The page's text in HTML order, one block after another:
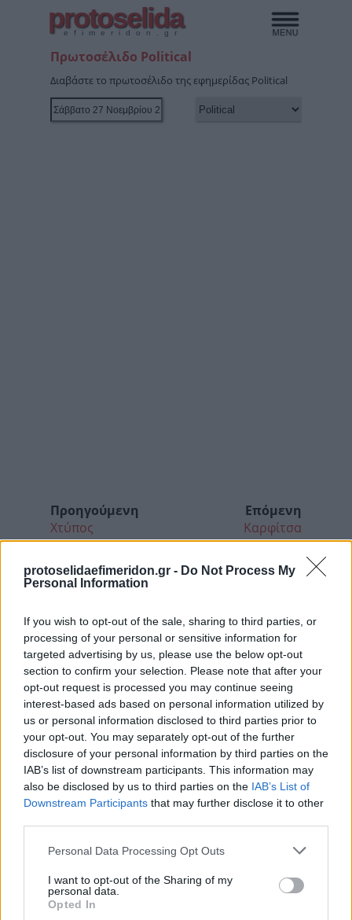
protoselidaefimeridon.gr - Do Not Process My
Personal Information
If you wish to opt-out of the sale, sharing to third parties, or
processing of your personal or sensitive information for
targeted advertising by us, please use the below opt-out
section to confirm your selection. Please note that after your
opt-out request is processed you may continue seeing
interest-based ads based on personal information utilized by
us or personal information disclosed to third parties prior to
your opt-out. You may separately opt-out of the further
disclosure of your personal information by third parties on the
IAB’s list of downstream participants. This information may
also be disclosed by us to third parties on the IAB’s List of
Downstream Participants that may further disclose it to other
Please note that this website/app uses one or more Google
not limited to your visit or usage behaviour. You may click to
grant or deny consent to Google and its third-party tags to
use your data for below specified purposes in below Google
Personal Data Processing Opt Outs
I want to opt-out of the Sharing of my
personal data.
Opted In
protoselida
efimeridon.gr
Πρωτοσέλιδο Political
Διαβάστε το πρωτοσέλιδο της εφημερίδας Political
Προηγούμενη
Χτύπος
Επόμενη
Καρφίτσα